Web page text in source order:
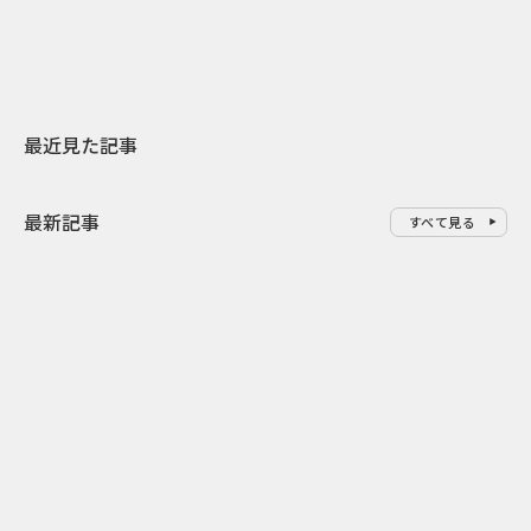
最近見た記事
最新記事 すべて見る